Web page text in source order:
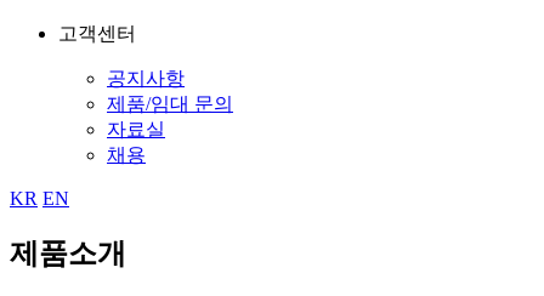
고객센터
공지사항
제품/임대 문의
자료실
채용
KR EN
제품소개